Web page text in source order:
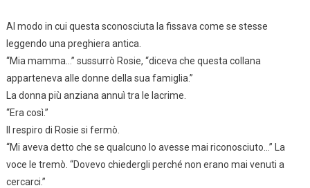
Al modo in cui questa sconosciuta la fissava come se stesse
leggendo una preghiera antica.
“Mia mamma…” sussurrò Rosie, “diceva che questa collana
apparteneva alle donne della sua famiglia.”
La donna più anziana annuì tra le lacrime.
“Era così.”
Il respiro di Rosie si fermò.
“Mi aveva detto che se qualcuno lo avesse mai riconosciuto…” La
voce le tremò. “Dovevo chiedergli perché non erano mai venuti a
cercarci.”